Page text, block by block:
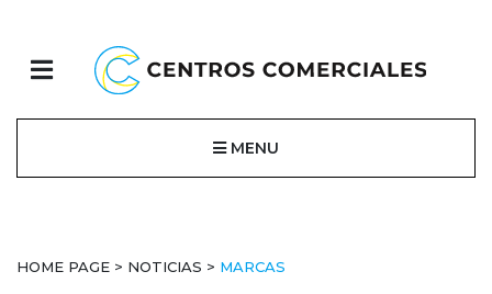
MENU
HOME PAGE > NOTICIAS > MARCAS